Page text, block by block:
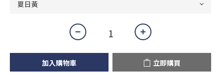
加入購物車 立即購買